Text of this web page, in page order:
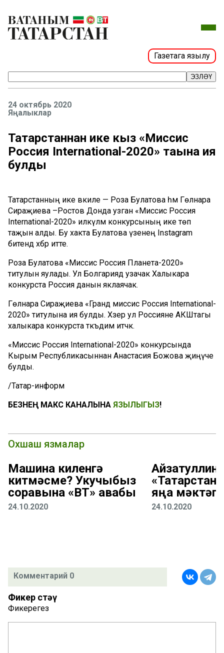
Газетага язылу
ЭЗЛӘҮ
24 октябрь 2020
Яңалыклар
Татарстаннан ике кыз «Миссис
Россия International-2020» таҗына ия
булды
Татарстанның ике вәкиле — Роза Булатова һәм Гөлнара
Сираҗиева –Ростов Донда узган «Миссис Россия
International-2020» илкүләм конкурсының ике төп
таҗын алды. Бу хакта Булатова үзенең Instagram
битендә хәбәр итте.
Роза Булатова «Миссис Россия Планета-2020»
титулын яулады. Ул Болгариядә узачак Халыкара
конкурста Россия данын яклаячак.
Гөлнара Сираҗиева «Гранд миссис Россия International-
2020» титулына ия булды. Хәзер ул Россияне АКШтагы
халыкара конкурста тәкъдим итәчәк.
«Миссис Россия International-2020» конкурсында
Кырым Республикасыннан Анастасия Божова җиңүче
булды.
/Татар-информ
БЕЗНЕҢ МАКС КАНАЛЫНА ЯЗЫЛЫГЫЗ!
Охшаш язмалар
Машина киленгә
китмәсме? Укучыбыз
соравына «ВТ» җавабы
24.10.2020
Айзатуллин:
яңа мәктәп
24.10.2020
Комментарий 0
Фикер өстәү
Фикерегез